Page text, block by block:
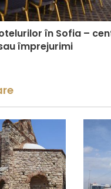
în Sofia –
împrejurimi